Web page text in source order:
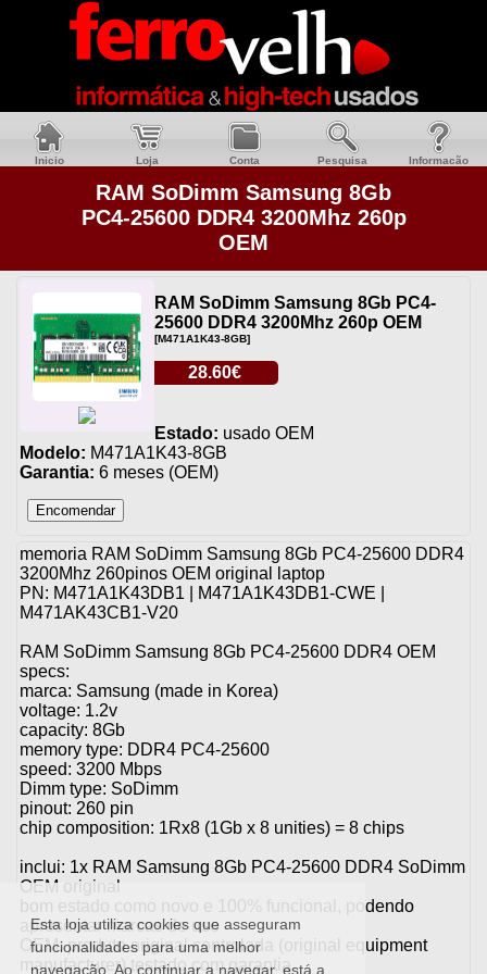
Esta loja utiliza cookies que asseguram
funcionalidades para uma melhor
navegação. Ao continuar a navegar, está a
Inicio Loja Conta Pesquisa Informacão
RAM SoDimm Samsung 8Gb
PC4-25600 DDR4 3200Mhz 260p
OEM
RAM SoDimm Samsung 8Gb PC4-
25600 DDR4 3200Mhz 260p OEM
[M471A1K43-8GB]
28.60€
Estado: usado OEM
Modelo: M471A1K43-8GB
Garantia: 6 meses (OEM)
memoria RAM SoDimm Samsung 8Gb PC4-25600 DDR4
3200Mhz 260pinos OEM original laptop
PN: M471A1K43DB1 | M471A1K43DB1-CWE |
M471AK43CB1-V20
RAM SoDimm Samsung 8Gb PC4-25600 DDR4 OEM
specs:
marca: Samsung (made in Korea)
voltage: 1.2v
capacity: 8Gb
memory type: DDR4 PC4-25600
speed: 3200 Mbps
Dimm type: SoDimm
pinout: 260 pin
chip composition: 1Rx8 (1Gb x 8 unities) = 8 chips
inclui: 1x RAM Samsung 8Gb PC4-25600 DDR4 SoDimm
OEM original
bom estado como novo e 100% funcional, podendo
apresentar marcas de uso
OEM: produto original controlada (original equipment
manufacturer) testado com garantia